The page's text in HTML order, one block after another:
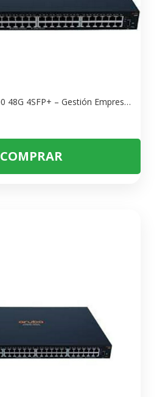
Switch Aruba 6100 48G 4SFP+ – Gestión Empresarial y Alta Velocidad
COMPRAR